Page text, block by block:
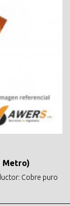
Metro)
Cobre puro